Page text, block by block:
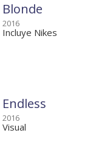
Blonde
2016
Incluye Nikes
Endless
2016
Visual